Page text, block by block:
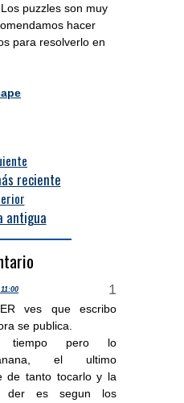
puzzles son muy
hacer
para resolverlo en
reciente
antigua
ves que escribo
se publica.
tiempo pero lo
el ultimo
de tanto tocarlo y la
der es segun los